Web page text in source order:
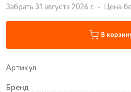
Забрать 31 августа 2026 г. Цена
В
Артикул
Бренд